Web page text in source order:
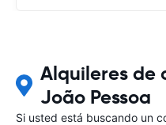
Alquileres de
João Pessoa
Si usted está buscando un